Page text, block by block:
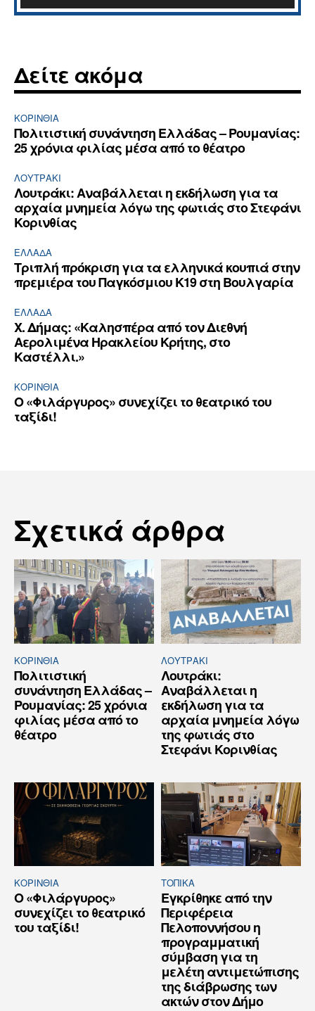
Δείτε ακόμα
ΚΟΡΙΝΘΊΑ
Πολιτιστική συνάντηση Ελλάδας – Ρουμανίας:
25 χρόνια φιλίας μέσα από το θέατρο
ΛΟΥΤΡΆΚΙ
Λουτράκι: Αναβάλλεται η εκδήλωση για τα
αρχαία μνημεία λόγω της φωτιάς στο Στεφάνι
Κορινθίας
ΕΛΛΆΔΑ
Τριπλή πρόκριση για τα ελληνικά κουπιά στην
πρεμιέρα του Παγκόσμιου Κ19 στη Βουλγαρία
ΕΛΛΆΔΑ
Χ. Δήμας: «Καλησπέρα από τον Διεθνή
Αερολιμένα Ηρακλείου Κρήτης, στο
Καστέλλι.»
ΚΟΡΙΝΘΊΑ
Ο «Φιλάργυρος» συνεχίζει το θεατρικό του
ταξίδι!
Σχετικά άρθρα
ΚΟΡΙΝΘΊΑ
Πολιτιστική
συνάντηση Ελλάδας –
Ρουμανίας: 25 χρόνια
φιλίας μέσα από το
θέατρο
ΛΟΥΤΡΆΚΙ
Λουτράκι:
Αναβάλλεται η
εκδήλωση για τα
αρχαία μνημεία λόγω
της φωτιάς στο
Στεφάνι Κορινθίας
ΚΟΡΙΝΘΊΑ
Ο «Φιλάργυρος»
συνεχίζει το θεατρικό
του ταξίδι!
ΤΟΠΙΚΑ
Εγκρίθηκε από την
Περιφέρεια
Πελοποννήσου η
προγραμματική
σύμβαση για τη
μελέτη αντιμετώπισης
της διάβρωσης των
ακτών στον Δήμο